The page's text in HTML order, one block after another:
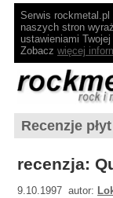
Serwis
naszych stron
ustawieniami
Zobacz więcej
Recenzje płyt
recenzja:
9.10.1997 autor: